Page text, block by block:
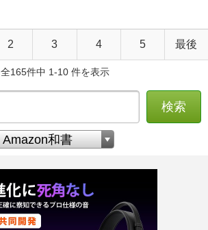
2 3 4 5 最後
全165件中 1-10 件を表示
検索